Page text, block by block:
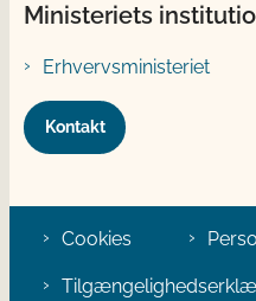
Ministeriets
Erhvervsministeriet
Kontakt
Cookies